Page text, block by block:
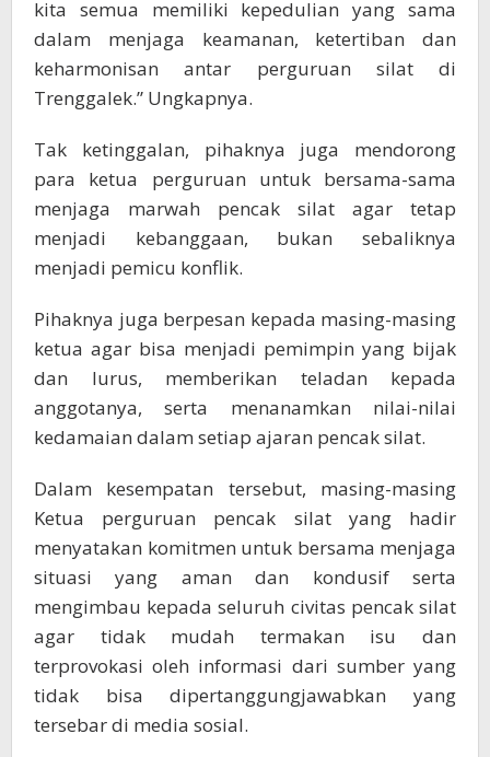
kita semua memiliki kepedulian yang sama
dalam menjaga keamanan, ketertiban dan
keharmonisan antar perguruan silat di
Trenggalek.” Ungkapnya.
Tak ketinggalan, pihaknya juga mendorong
para ketua perguruan untuk bersama-sama
menjaga marwah pencak silat agar tetap
menjadi kebanggaan, bukan sebaliknya
menjadi pemicu konflik.
Pihaknya juga berpesan kepada masing-masing
ketua agar bisa menjadi pemimpin yang bijak
dan lurus, memberikan teladan kepada
anggotanya, serta menanamkan nilai-nilai
kedamaian dalam setiap ajaran pencak silat.
Dalam kesempatan tersebut, masing-masing
Ketua perguruan pencak silat yang hadir
menyatakan komitmen untuk bersama menjaga
situasi yang aman dan kondusif serta
mengimbau kepada seluruh civitas pencak silat
agar tidak mudah termakan isu dan
terprovokasi oleh informasi dari sumber yang
tidak bisa dipertanggungjawabkan yang
tersebar di media sosial.